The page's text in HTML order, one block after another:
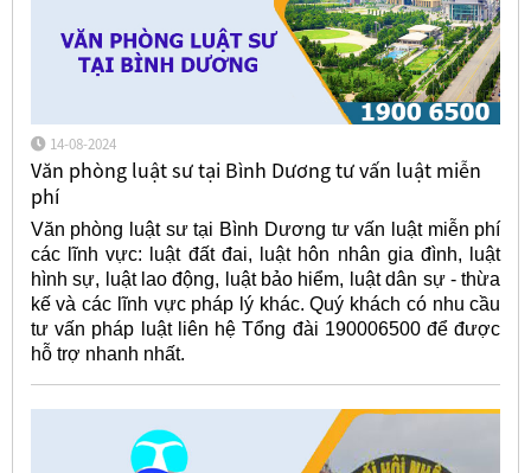
14-08-2024
Văn phòng luật sư tại Bình Dương tư vấn luật miễn
phí
Văn phòng luật sư tại Bình Dương tư vấn luật miễn phí
các lĩnh vực: luật đất đai, luật hôn nhân gia đình, luật
hình sự, luật lao động, luật bảo hiểm, luật dân sự - thừa
kế và các lĩnh vực pháp lý khác. Quý khách có nhu cầu
tư vấn pháp luật liên hệ Tổng đài 190006500 để được
hỗ trợ nhanh nhất.